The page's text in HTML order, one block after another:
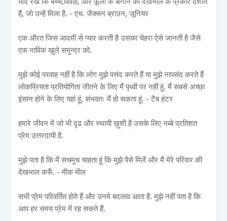
हैं, जो उन्हें मिला है. - एच. जैक्सन ब्राउन, जूनियर
एक औरत जिस आदमी से प्यार करती है उसका चेहरा ऐसे जानती है जैसे
एक नाविक खुले समुन्द्र को.
मुझे कोई परवाह नहीं है कि लोग मुझे पसंद करते हैं या मुझे नापसंद करते हैं
लोकप्रियता प्रतियोगिता जीतने के लिए मैं पृथ्वी पर नहीं हूं. मैं सबसे अच्छा
इंसान होने के लिए यहां हूं, संभवतः मैं हो सकता हूं. - टैब हंटर
हमारे जीवन में जो भी दृढ और स्थायी ख़ुशी है उसके लिए नब्बे प्रतिशत
प्रेम उत्तरदायी है.
मुझे पता है कि मैं सचमुच चाहता हूं कि मुझे पैसे मिलें और मैं मेरे परिवार की
देखभाल करूँ. - मीक मील
सभी प्रेम परिवर्तित होते हैं और उनमे बदलाव आता है. मुझे नहीं पता है कि
आप हर समय प्रेम में रह सकते हैं.